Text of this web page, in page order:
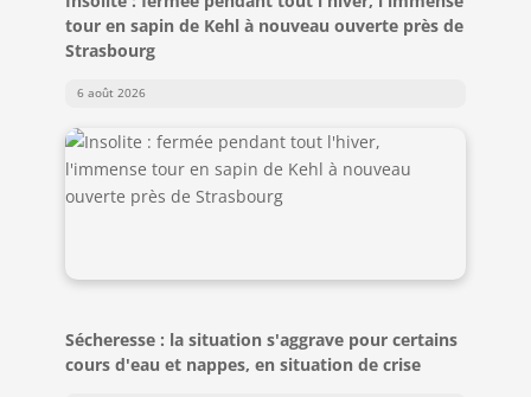
tour en sapin de Kehl à nouveau ouverte près de
Strasbourg
6 août 2026
Sécheresse : la situation s'aggrave pour certains
cours d'eau et nappes, en situation de crise